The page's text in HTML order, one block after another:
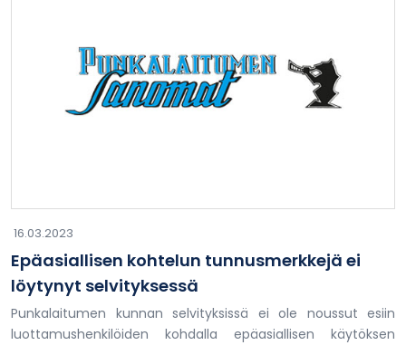
16.03.2023
Epäasiallisen kohtelun tunnusmerkkejä ei
löytynyt selvityksessä
Punkalaitumen kunnan selvityksissä ei ole noussut esiin
luottamushenkilöiden kohdalla epäasiallisen käytöksen